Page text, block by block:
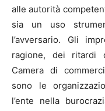
alle autorità
sia un uso
l’avversario. Gli
ragione, dei ritardi
Camera di
sono le
l’ente nella